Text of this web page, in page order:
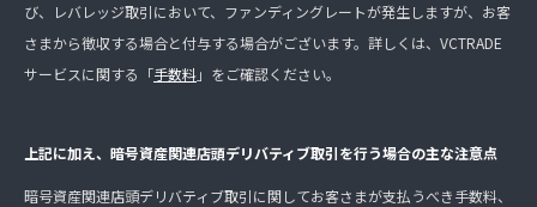
び、レバレッジ取引において、ファンディングレートが発生しますが、お客
さまから徴収する場合と付与する場合がございます。詳しくは、VCTRADE
サービスに関する「手数料」をご確認ください。
上記に加え、暗号資産関連店頭デリバティブ取引を行う場合の主な注意点
暗号資産関連店頭デリバティブ取引に関してお客さまが支払うべき手数料、